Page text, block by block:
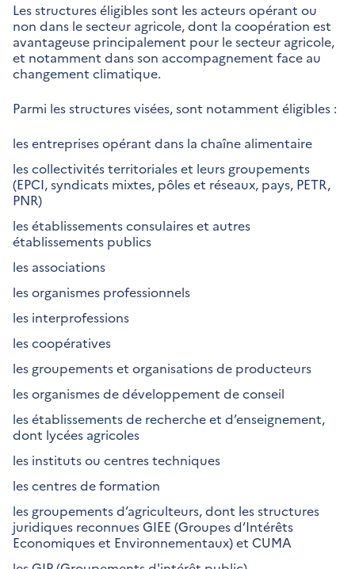
Les structures éligibles sont les acteurs opérant ou
non dans le secteur agricole, dont la coopération est
avantageuse principalement pour le secteur agricole,
et notamment dans son accompagnement face au
changement climatique.
Parmi les structures visées, sont notamment éligibles :
les entreprises opérant dans la chaîne alimentaire
les collectivités territoriales et leurs groupements
(EPCI, syndicats mixtes, pôles et réseaux, pays, PETR,
PNR)
les établissements consulaires et autres
établissements publics
les associations
les organismes professionnels
les interprofessions
les coopératives
les groupements et organisations de producteurs
les organismes de développement de conseil
les établissements de recherche et d’enseignement,
dont lycées agricoles
les instituts ou centres techniques
les centres de formation
les groupements d’agriculteurs, dont les structures
juridiques reconnues GIEE (Groupes d’Intérêts
Economiques et Environnementaux) et CUMA